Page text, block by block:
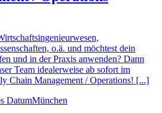
o.ä. und möchtest dein
und in der Praxis anwenden? Dann
Team idealerweise ab sofort im
Chain Management / Operations! [...]
München